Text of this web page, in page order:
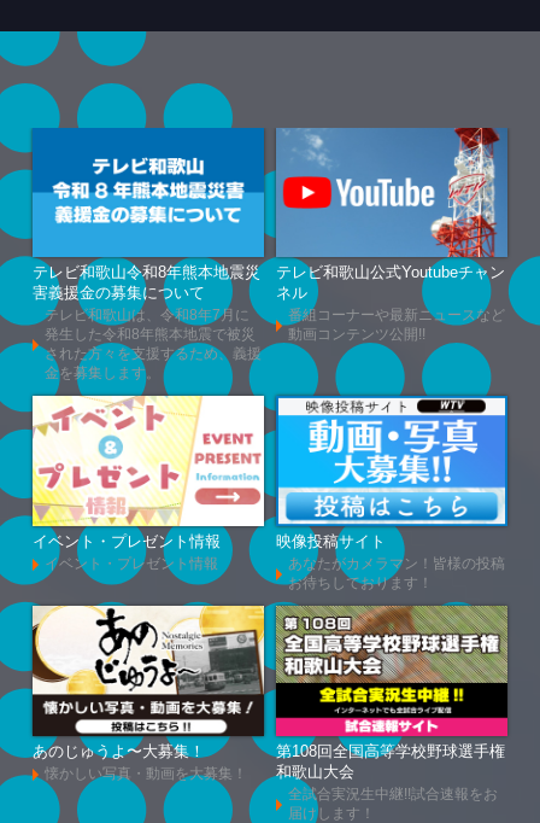
テレビ和歌山令和8年熊本地震災
害義援金の募集について
テレビ和歌山は、令和8年7月に
発生した令和8年熊本地震で被災
された方々を支援するため、義援
金を募集します。
テレビ和歌山公式Youtubeチャン
ネル
番組コーナーや最新ニュースなど
動画コンテンツ公開!!
イベント・プレゼント情報
イベント・プレゼント情報
映像投稿サイト
あなたがカメラマン！皆様の投稿
お待ちしております！
あのじゅうよ〜大募集！
懐かしい写真・動画を大募集！
第108回全国高等学校野球選手権
和歌山大会
全試合実況生中継!!試合速報をお
届けします！